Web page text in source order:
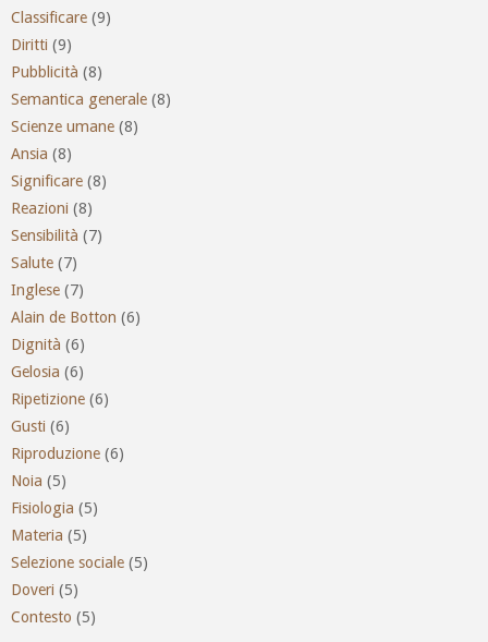
Classificare (9)
Diritti (9)
Pubblicità (8)
Semantica generale (8)
Scienze umane (8)
Ansia (8)
Significare (8)
Reazioni (8)
Sensibilità (7)
Salute (7)
Inglese (7)
Alain de Botton (6)
Dignità (6)
Gelosia (6)
Ripetizione (6)
Gusti (6)
Riproduzione (6)
Noia (5)
Fisiologia (5)
Materia (5)
Selezione sociale (5)
Doveri (5)
Contesto (5)